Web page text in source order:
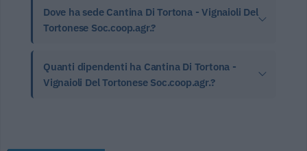
Dove ha sede Cantina Di Tortona - Vignaioli Del
Tortonese Soc.coop.agr.?
Quanti dipendenti ha Cantina Di Tortona -
Vignaioli Del Tortonese Soc.coop.agr.?